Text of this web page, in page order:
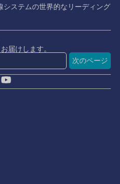
ステムの世界的なリーディング
届けします。
次のページ